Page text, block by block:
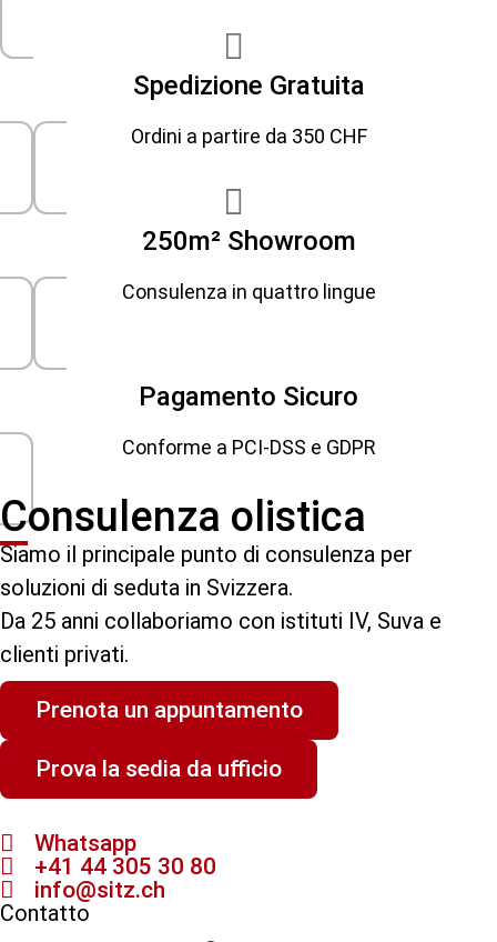
Spedizione Gratuita
Ordini a partire da 350 CHF
250m² Showroom
Consulenza in quattro lingue
Pagamento Sicuro
Conforme a PCI-DSS e GDPR
Consulenza olistica
Siamo il principale punto di consulenza per
soluzioni di seduta in Svizzera.
Da 25 anni collaboriamo con istituti IV, Suva e
clienti privati.
Prenota un appuntamento
Prova la sedia da ufficio
Whatsapp
+41 44 305 30 80
info@sitz.ch
Contatto